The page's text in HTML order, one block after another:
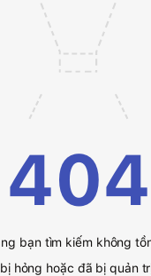
404
bạn tìm kiếm không
hỏng hoặc đã bị quản